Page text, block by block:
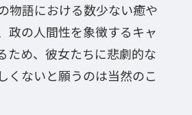
物語における数少ない癒や
政の人間性を象徴するキャ
ため、彼女たちに悲劇的な
くないと願うのは当然のこ